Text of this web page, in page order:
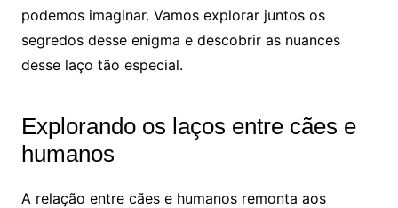
podemos imaginar. Vamos explorar juntos os
segredos desse enigma e descobrir as nuances
desse laço tão especial.
Explorando os laços entre cães e
humanos
A relação entre cães e humanos remonta aos